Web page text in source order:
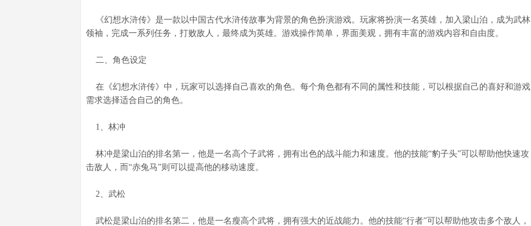
《幻想水浒传》是一款以中国古代水浒传故事为背景的角色扮演游戏。玩家将扮演一名英雄，加入梁山泊，成为武林
领袖，完成一系列任务，打败敌人，最终成为英雄。游戏操作简单，界面美观，拥有丰富的游戏内容和自由度。
二、角色设定
在《幻想水浒传》中，玩家可以选择自己喜欢的角色。每个角色都有不同的属性和技能，可以根据自己的喜好和游戏
需求选择适合自己的角色。
1、林冲
林冲是梁山泊的排名第一，他是一名高个子武将，拥有出色的战斗能力和速度。他的技能“豹子头”可以帮助他快速攻
击敌人，而“赤兔马”则可以提高他的移动速度。
2、武松
武松是梁山泊的排名第二，他是一名瘦高个武将，拥有强大的近战能力。他的技能“行者”可以帮助他攻击多个敌人，